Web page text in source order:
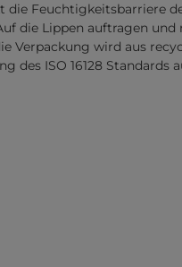
Feuchtigkeitsbarriere
die Lippen auftragen
wird aus
des ISO 16128